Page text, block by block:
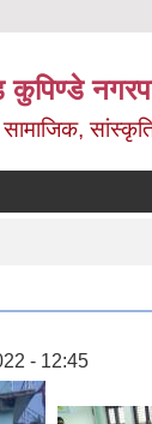
कुपिण्डे
- 12:45